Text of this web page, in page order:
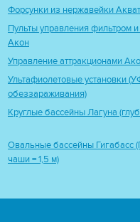
Форсунки из нержавейки
Пульты управления фильтром
Акон
Управление аттракционами
Ультафиолетовые установки
обеззараживания)
Круглые бассейны Лагуна
Овальные бассейны Гигабасс
чаши = 1,5 м)